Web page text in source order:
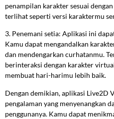
penampilan karakter sesuai
terlihat seperti versi karaktermu
3. Penemani setia: Aplikasi ini
Kamu dapat mengandalkan
dan mendengarkan curhatanmu.
berinteraksi dengan karakter
membuat hari-harimu lebih baik.
Dengan demikian, aplikasi Live2D
pengalaman yang menyenangkan
penggunanya. Kamu dapat